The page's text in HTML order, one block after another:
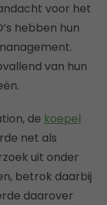
voor het
hebben hun
van hun
de koepel
net als
uit onder
betrok daarbij
daarover